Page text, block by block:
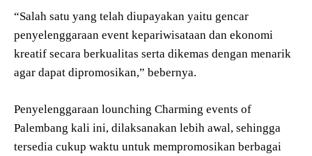
“Salah satu yang telah diupayakan yaitu gencar
penyelenggaraan event kepariwisataan dan ekonomi
kreatif secara berkualitas serta dikemas dengan menarik
agar dapat dipromosikan,” bebernya.
Penyelenggaraan lounching Charming events of
Palembang kali ini, dilaksanakan lebih awal, sehingga
tersedia cukup waktu untuk mempromosikan berbagai